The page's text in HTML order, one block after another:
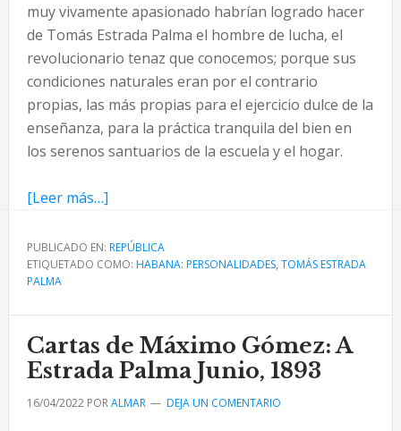
muy vivamente apasionado habrían logrado hacer
de Tomás Estrada Palma el hombre de lucha, el
revolucionario tenaz que conocemos; porque sus
condiciones naturales eran por el contrario
propias, las más propias para el ejercicio dulce de la
enseñanza, para la práctica tranquila del bien en
los serenos santuarios de la escuela y el hogar.
[Leer más…]acerca
Estrada
Palma
de
Cuba
por
Diego
V.
PUBLICADO EN: REPÚBLICA
ETIQUETADO COMO: HABANA: PERSONALIDADES, TOMÁS ESTRADA
PALMA
Cartas de Máximo Gómez: A
Estrada Palma Junio, 1893
16/04/2022PORALMAR DEJA UN COMENTARIO